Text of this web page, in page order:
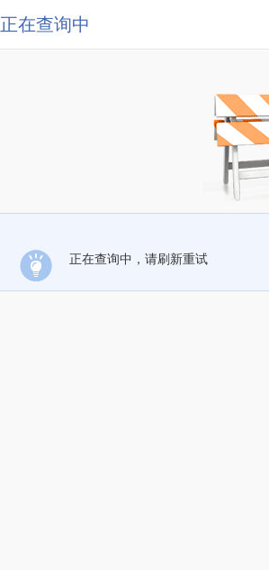
正在查询中
正在查询中，请刷新重试